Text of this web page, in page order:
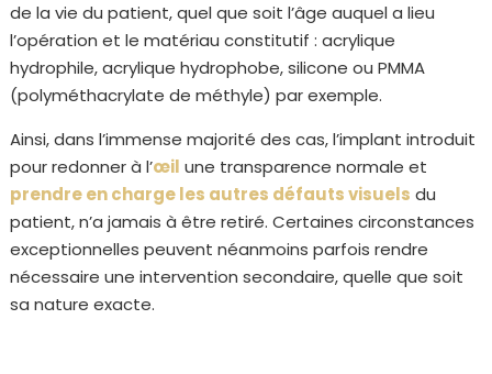
de la vie du patient, quel que soit l’âge auquel a lieu
l’opération et le matériau constitutif : acrylique
hydrophile, acrylique hydrophobe, silicone ou PMMA
(polyméthacrylate de méthyle) par exemple.
Ainsi, dans l’immense majorité des cas, l’implant introduit
pour redonner à l’œil une transparence normale et
prendre en charge les autres défauts visuels du
patient, n’a jamais à être retiré. Certaines circonstances
exceptionnelles peuvent néanmoins parfois rendre
nécessaire une intervention secondaire, quelle que soit
sa nature exacte.